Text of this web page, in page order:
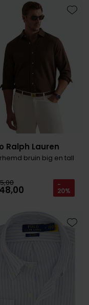
favorieten
Ralph Lauren
bruin big en tall
-
20%
favorieten